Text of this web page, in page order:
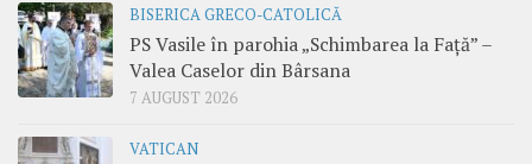
BISERICA GRECO-CATOLICĂ
PS Vasile în parohia „Schimbarea la Față” –
Valea Caselor din Bârsana
7 AUGUST 2026
VATICAN